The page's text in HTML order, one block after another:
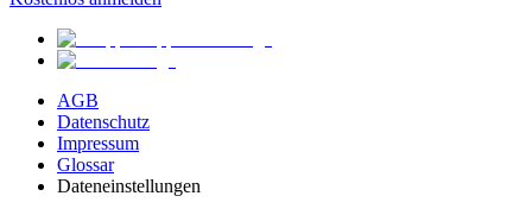
AGB
Datenschutz
Impressum
Glossar
Dateneinstellungen